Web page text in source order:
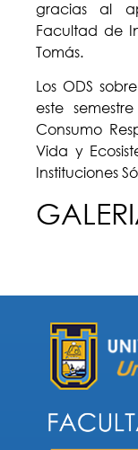
gracias al
Facultad de
Tomás.
Los ODS
este
Consumo
Vida y
Instituciones